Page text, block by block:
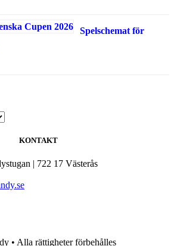
Spelschemat för
KONTAKT
| 722 17 Västerås
• Alla rättigheter förbehålles